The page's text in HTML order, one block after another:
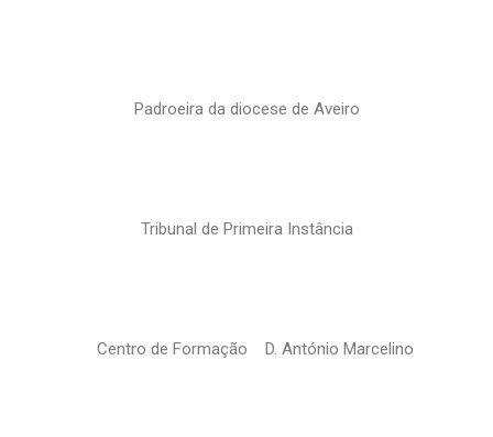
Padroeira da diocese de Aveiro
Tribunal de Primeira Instância
Centro de Formação D. António Marcelino